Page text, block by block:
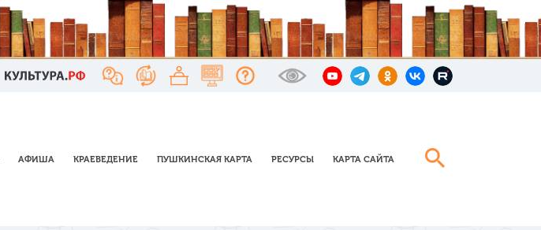
АФИША КРАЕВЕДЕНИЕ ПУШКИНСКАЯ КАРТА РЕСУРСЫ КАРТА САЙТА